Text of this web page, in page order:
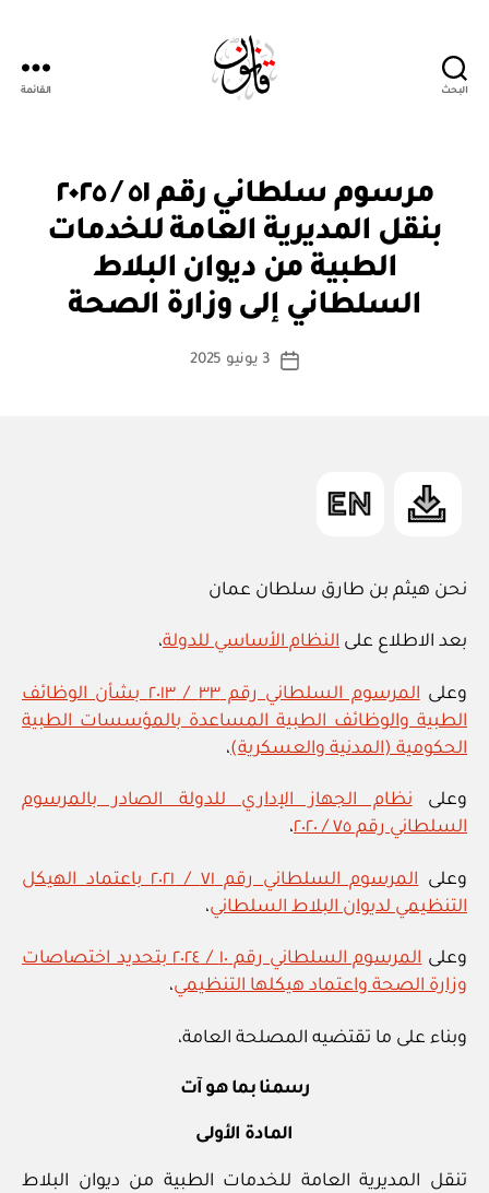
البحث القائمة
التصنيفات
مرسوم سلطاني رقم ٥١ / ٢٠٢٥
بنقل المديرية العامة للخدمات
الطبية من ديوان البلاط
السلطاني إلى وزارة الصحة
كاتب
بو
ا
س
ة
تاريخ
3 يونيو 2025
نحن هيثم بن طارق سلطان عمان
بعد الاطلاع على النظام الأساسي للدولة،
وعلى
المرسوم السلطاني رقم ٣٣ / ٢٠١٣ بشأن الوظائف
الطبية والوظائف الطبية المساعدة بالمؤسسات الطبية
الحكومية (المدنية والعسكرية)،
وعلىنظام الجهاز الإداري للدولة الصادر بالمرسوم
السلطاني رقم ٧٥ / ٢٠٢٠
،
وعلى
المرسوم السلطاني رقم ٧١ / ٢٠٢١ باعتماد الهيكل
التنظيمي لديوان البلاط السلطاني،
وعلى
المرسوم السلطاني رقم ١٠ / ٢٠٢٤ بتحديد اختصاصات
وزارة الصحة واعتماد هيكلها التنظيمي،
وبناء على ما تقتضيه المصلحة العامة،
رسمنا بما هو آت
المادة الأولى
تنقل المديرية العامة للخدمات الطبية من ديوان البلاط